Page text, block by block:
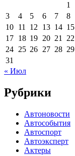
1
3
4 5 6 7 8
10 11 12 13 14 15
17 18 19 20 21 22
24 25 26 27 28 29
31
« Июл
Рубрики
Автоновости
Автособытия
Автоспорт
Автоэксперт
Актеры